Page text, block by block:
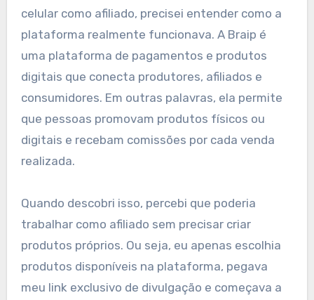
celular como afiliado, precisei entender como a
plataforma realmente funcionava. A Braip é
uma plataforma de pagamentos e produtos
digitais que conecta produtores, afiliados e
consumidores. Em outras palavras, ela permite
que pessoas promovam produtos físicos ou
digitais e recebam comissões por cada venda
realizada.
Quando descobri isso, percebi que poderia
trabalhar como afiliado sem precisar criar
produtos próprios. Ou seja, eu apenas escolhia
produtos disponíveis na plataforma, pegava
meu link exclusivo de divulgação e começava a